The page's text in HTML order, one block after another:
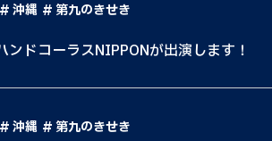
沖縄 第九のきせき
ドコーラスNIPPONが出演します！
沖縄 第九のきせき